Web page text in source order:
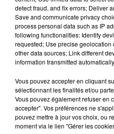
- ne pas boire d’alcool
- éviter les efforts, en
chaudes de la journée -
jour dans un lieu frais
- rafraichir son habitation
- manger en quantité
- donner et prendre des
- en cas d’urgence ou de
detect fraud, and fix errors; Deliver
Save and communicate privacy
process personal data such as IP
following functionalities: Identify
requested; Use precise
other data sources; Link different
information transmitted
Vous pouvez accepter en cliquant
sélectionnant les finalités et/ou
Vous pouvez également refuser en
accepter". Vos préférences ne
pouvez mettre à jour vos choix, ou
moment via le lien "Gérer les